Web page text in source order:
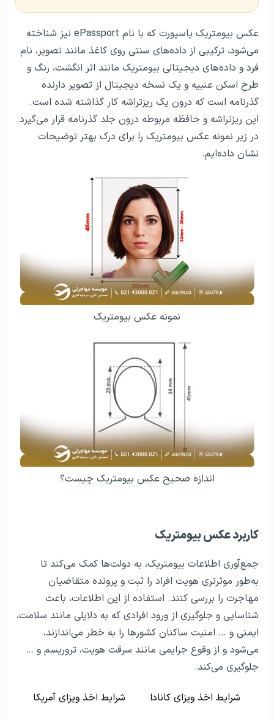
عکس بیومتریک پاسپورت که با نام ePassport نیز شناخته
می‌شود، ترکیبی از داده‌های سنتی روی کاغذ مانند تصویر، نام
فرد و داده‌های دیجیتالی بیومتریک مانند اثر انگشت، رنگ و
طرح اسکن عنبیه و یک نسخه دیجیتال از تصویر دارنده
گذرنامه است که درون یک ریزتراشه کار گذاشته شده است.
این ریزتراشه و حافظه مربوطه درون جلد گذرنامه قرار می‌گیرد.
در زیر نمونه عکس بیومتریک را برای درک بهتر توضیحات
نشان داده‌ایم.
نمونه عکس بیومتریک
اندازه صحیح عکس بیومتریک چیست؟
کاربرد عکس بیومتریک
جمع‌آوری اطلاعات بیومتریک، به دولت‌ها کمک می‌کند تا
به‌طور موثرتری هویت افراد را ثبت و پرونده متقاضیان
مهاجرت را بررسی کنند. استفاده از این اطلاعات، باعث
شناسایی و جلوگیری از ورود افرادی که به دلایلی مانند سلامت،
ایمنی و … امنیت ساکنان کشورها را به خطر می‌اندازند،
می‌شود و از وقوع جرایمی مانند سرقت هویت، تروریسم و …
جلوگیری می‌کند.
شرایط اخذ ویزای کانادا شرایط اخذ ویزای آمریکا